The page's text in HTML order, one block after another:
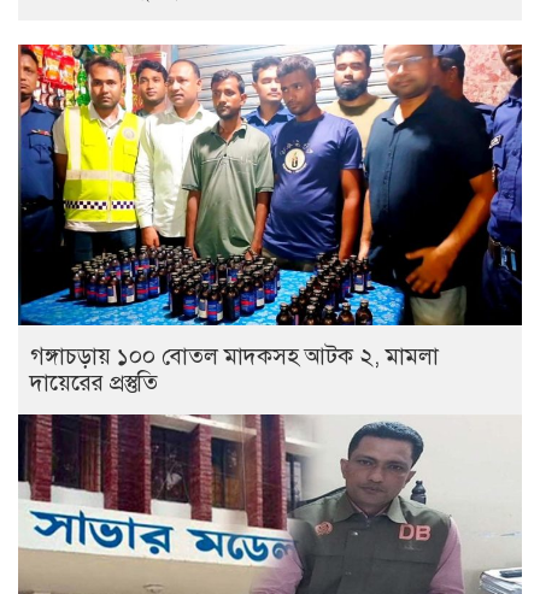
গঙ্গাচড়ায় ১০০ বোতল মাদকসহ আটক ২, মামলা
দায়েরের প্রস্তুতি